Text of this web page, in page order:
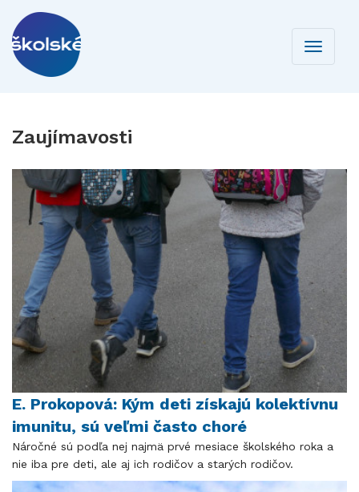
Toggle
Zaujímavosti
E. Prokopová: Kým deti získajú kolektívnu
imunitu, sú veľmi často choré
Náročné sú podľa nej najmä prvé mesiace školského roka a
nie iba pre deti, ale aj ich rodičov a starých rodičov.